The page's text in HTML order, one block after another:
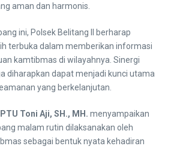
aman dan harmonis.
ini, Polsek Belitang II berharap
terbuka dalam memberikan informasi
kamtibmas di wilayahnya. Sinergi
diharapkan dapat menjadi kunci utama
yang berkelanjutan.
Toni Aji, SH., MH. menyampaikan
malam rutin dilaksanakan oleh
sebagai bentuk nyata kehadiran